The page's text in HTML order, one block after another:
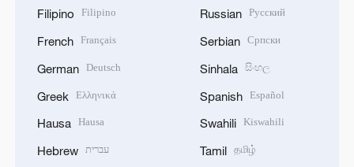
Filipino Filipino
French Français
German Deutsch
Greek Ελληνικά
Hausa Hausa
Hebrew עברית
Russian Русский
Serbian Српски
Sinhala සිංහල
Spanish Español
Swahili Kiswahili
Tamil தமிழ்